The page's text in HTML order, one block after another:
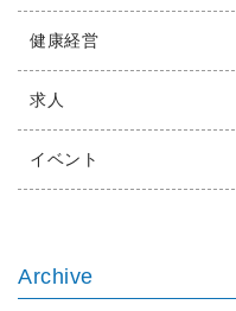
健康経営
求人
イベント
Archive